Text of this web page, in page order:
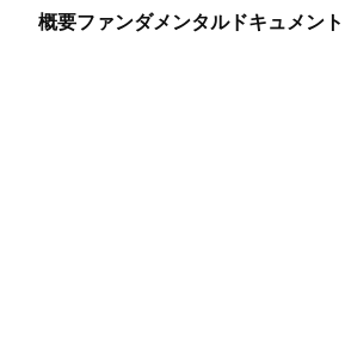
概要ファンダメンタルドキュメント